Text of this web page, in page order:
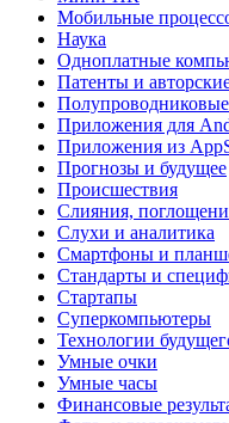
Мобильные
Наука
Одноплатные
Патенты и
Приложения для
Приложения из
Прогнозы и будущее
Происшествия
Слияния,
Слухи и аналитика
Смартфоны и
Стандарты и
Стартапы
Суперкомпьютеры
Технологии
Умные очки
Умные часы
Финансовые